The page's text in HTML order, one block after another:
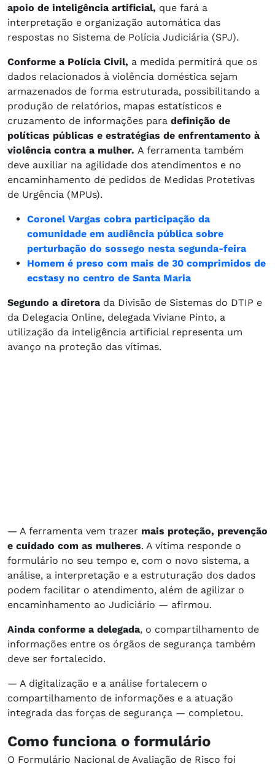
apoio de inteligência artificial, que fará a
interpretação e organização automática das
respostas no Sistema de Polícia Judiciária (SPJ).
Conforme a Polícia Civil, a medida permitirá que os
dados relacionados à violência doméstica sejam
armazenados de forma estruturada, possibilitando a
produção de relatórios, mapas estatísticos e
cruzamento de informações para definição de
políticas públicas e estratégias de enfrentamento à
violência contra a mulher. A ferramenta também
deve auxiliar na agilidade dos atendimentos e no
encaminhamento de pedidos de Medidas Protetivas
de Urgência (MPUs).
Coronel Vargas cobra participação da
comunidade em audiência pública sobre
perturbação do sossego nesta segunda-feira
Homem é preso com mais de 30 comprimidos de
ecstasy no centro de Santa Maria
Segundo a diretora da Divisão de Sistemas do DTIP e
da Delegacia Online, delegada Viviane Pinto, a
utilização da inteligência artificial representa um
avanço na proteção das vítimas.
— A ferramenta vem trazer mais proteção, prevenção
e cuidado com as mulheres. A vítima responde o
formulário no seu tempo e, com o novo sistema, a
análise, a interpretação e a estruturação dos dados
podem facilitar o atendimento, além de agilizar o
encaminhamento ao Judiciário — afirmou.
Ainda conforme a delegada, o compartilhamento de
informações entre os órgãos de segurança também
deve ser fortalecido.
— A digitalização e a análise fortalecem o
compartilhamento de informações e a atuação
integrada das forças de segurança — completou.
Como funciona o formulário
O Formulário Nacional de Avaliação de Risco foi